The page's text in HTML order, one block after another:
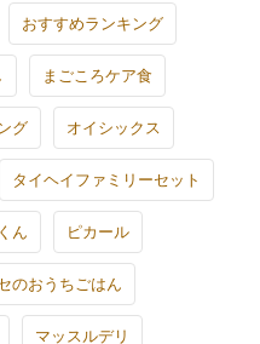
おすすめランキング
まごころケア食
グ オイシックス
タイヘイファミリーセット
ん ピカール
のおうちごはん
マッスルデリ